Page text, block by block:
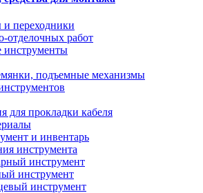
переходники
отделочных работ
инструменты
подъемные механизмы
для прокладки кабеля
и инвентарь
инструмента
инструмент
инструмент
инструмент